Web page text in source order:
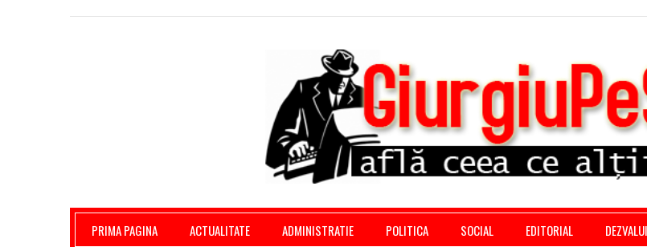
Giurgiu Pe Surse – actualitate giurgiu, administratie giurgiu, stiri politice, social
PRIMA PAGINA
ACTUALITATE ADMINISTRATIE POLITICA SOCIAL EDITORIAL